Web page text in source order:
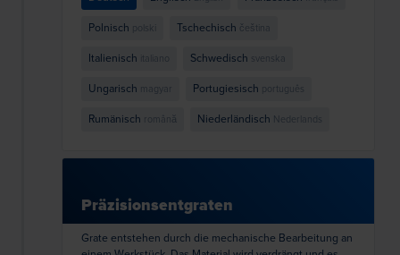
Polnisch polski Tschechisch čeština
Italienisch italiano Schwedisch svenska
Ungarisch magyar Portugiesisch português
Rumänisch română Niederländisch Nederlands
Präzisionsentgraten
Grate entstehen durch die mechanische Bearbeitung an